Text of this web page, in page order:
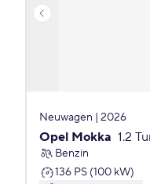
Neuwagen | 2026
Opel Mokka 1.2
Benzin
136 PS (100 kW)